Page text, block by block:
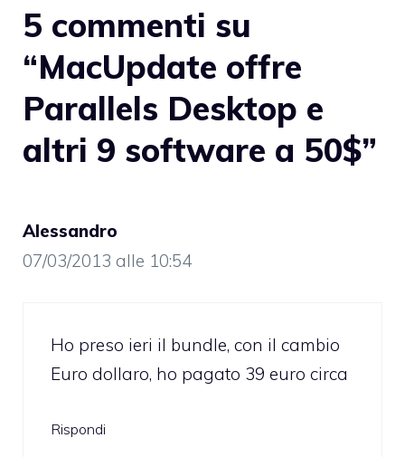
5 commenti su
“MacUpdate offre
Parallels Desktop e
altri 9 software a 50$”
Alessandro
07/03/2013 alle 10:54
Ho preso ieri il bundle, con il cambio
Euro dollaro, ho pagato 39 euro circa
Rispondi